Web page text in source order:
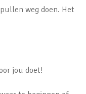
weg doen. Het
jou doet!